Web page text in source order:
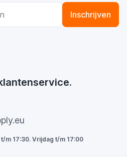
Inschrijven
m 17:30. Vrijdag t/m 17:00